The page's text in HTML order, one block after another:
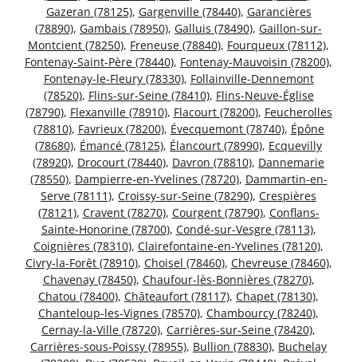
Gazeran (78125), Gargenville (78440), Garancières
(78890), Gambais (78950), Galluis (78490), Gaillon-sur-
Montcient (78250), Freneuse (78840), Fourqueux (78112),
Fontenay-Saint-Père (78440), Fontenay-Mauvoisin (78200),
Fontenay-le-Fleury (78330), Follainville-Dennemont
(78520), Flins-sur-Seine (78410), Flins-Neuve-Église
(78790), Flexanville (78910), Flacourt (78200), Feucherolles
(78810), Favrieux (78200), Évecquemont (78740), Épône
(78680), Émancé (78125), Élancourt (78990), Ecquevilly
(78920), Drocourt (78440), Davron (78810), Dannemarie
(78550), Dampierre-en-Yvelines (78720), Dammartin-en-
Serve (78111), Croissy-sur-Seine (78290), Crespières
(78121), Cravent (78270), Courgent (78790), Conflans-
Sainte-Honorine (78700), Condé-sur-Vesgre (78113),
Coignières (78310), Clairefontaine-en-Yvelines (78120),
Civry-la-Forêt (78910), Choisel (78460), Chevreuse (78460),
Chavenay (78450), Chaufour-lès-Bonnières (78270),
Chatou (78400), Châteaufort (78117), Chapet (78130),
Chanteloup-les-Vignes (78570), Chambourcy (78240),
Cernay-la-Ville (78720), Carrières-sur-Seine (78420),
Carrières-sous-Poissy (78955), Bullion (78830), Buchelay